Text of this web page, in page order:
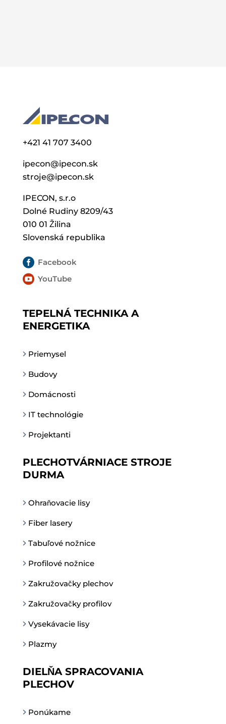
+421 41 707 3400
ipecon@ipecon.sk
stroje@ipecon.sk
IPECON, s.r.o
Dolné Rudiny 8209/43
010 01 Žilina
Slovenská republika
 Facebook
 YouTube
TEPELNÁ TECHNIKA A
ENERGETIKA
Priemysel
Budovy
Domácnosti
IT technológie
Projektanti
PLECHOTVÁRNIACE STROJE
DURMA
Ohraňovacie lisy
Fiber lasery
Tabuľové nožnice
Profilové nožnice
Zakružovačky plechov
Zakružovačky profilov
Vysekávacie lisy
Plazmy
DIELŇA SPRACOVANIA
PLECHOV
Ponúkame